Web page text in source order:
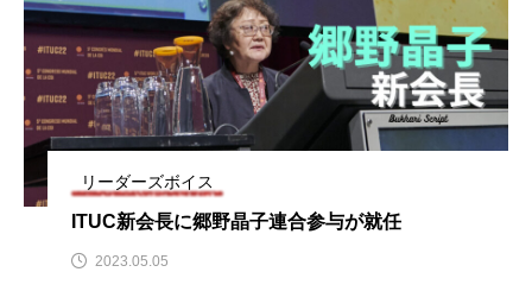
リーダーズボイス
ITUC新会長に郷野晶子連合参与が就任
2023.05.05